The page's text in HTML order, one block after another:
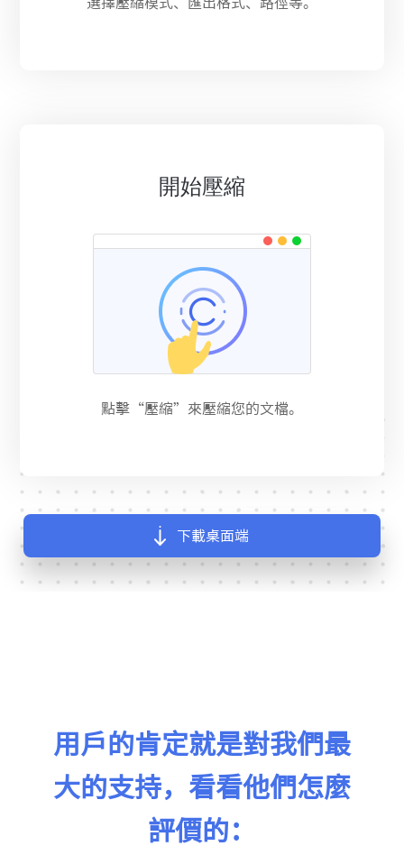
選擇壓縮模式、匯出格式、路徑等。
開始壓縮
點擊“壓縮”來壓縮您的文檔。
下載桌面端
用戶的肯定就是對我們最
大的支持，看看他們怎麼
評價的：